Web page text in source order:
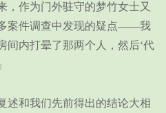
，作为门外驻守的梦竹女士又
案件调查中发现的疑点——我
间内打晕了那两个人，然后‘代
和我们先前得出的结论大相